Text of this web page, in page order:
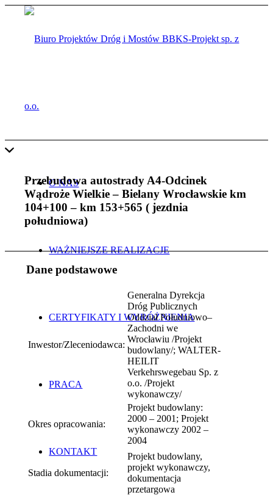
O NAS
WAŻNIEJSZE REALIZACJE
CERTYFIKATY I WYRÓŻNIENIA
PRACA
KONTAKT
Przebudowa autostrady A4-Odcinek
Wądroże Wielkie – Bielany Wrocławskie km
104+100 – km 153+565 ( jezdnia
południowa)
Dane podstawowe
Inwestor/Zleceniodawca:
Generalna Dyrekcja
Dróg Publicznych
Oddział Południowo–
Zachodni we
Wrocławiu /Projekt
budowlany/; WALTER-
HEILIT
Verkehrswegebau Sp. z
o.o. /Projekt
wykonawczy/
Okres opracowania:
Projekt budowlany:
2000 – 2001; Projekt
wykonawczy 2002 –
2004
Stadia dokumentacji:
Projekt budowlany,
projekt wykonawczy,
dokumentacja
przetargowa